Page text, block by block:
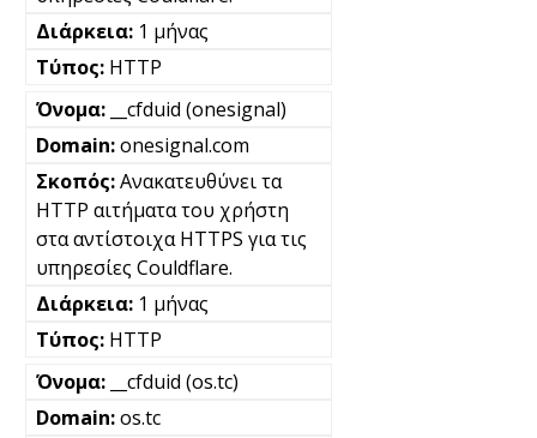
1 μήνας
HTTP
__cfduid (onesignal)
onesignal.com
Ανακατευθύνει τα
HTTP αιτήματα του χρήστη
στα αντίστοιχα HTTPS για τις
υπηρεσίες Couldflare.
1 μήνας
HTTP
__cfduid (os.tc)
os.tc